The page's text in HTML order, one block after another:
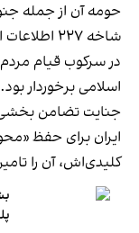
حومه آن از جمله
شاخه ۲۲۷
در سرکوب قیام
اسلامی برخوردار بود.
جنایت تضامن
ایران برای حفظ
کلیدی‌اش، آن را